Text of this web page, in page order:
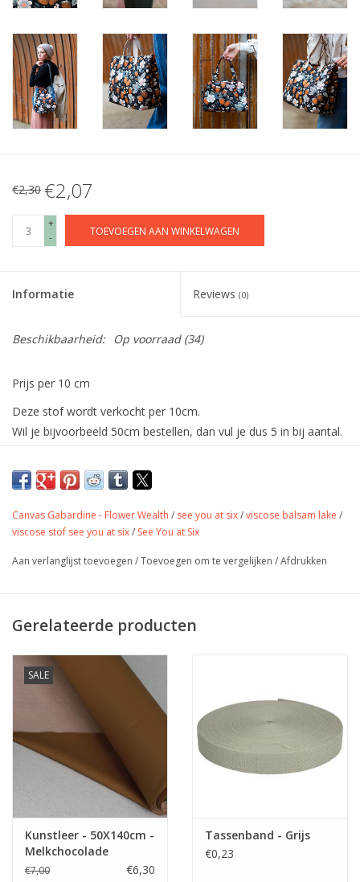
€2,30 €2,07
+
-
TOEVOEGEN AAN WINKELWAGEN
Informatie Reviews (0)
Beschikbaarheid: Op voorraad(34)
Prijs per 10 cm
Deze stof wordt verkocht per 10cm.
Wil je bijvoorbeeld 50cm bestellen, dan vul je dus 5 in bij aantal.
Canvas Gabardine - Strawberries
Gabardine is een kruisgeweven weefsel met diagonale lijnen.
waterbestendigheid.
niet in de droogkast
Kleurvast en minimale krimp.
Oeko-Tex 100 klasse 1 gecertifiëerd door onze producent
Tip: voor het vernaaien/verwerken, kan je je stof best altijd
Let op: De kleuren op je beeldscherm kunnen afwijken van de
werkelijkheid.
Naaigaren kleur zwart
Kleur
zwart
150 cm
Samenstelling
100% canvas gabardine
katoen
Gewicht
310g/m²
Canvas Gabardine - Flower Wealth / see you at six/viscose balsam lake /
viscose stof see you at six/ See You at Six
Aan verlanglijst toevoegen /Toevoegen om te vergelijken /Afdrukken
Gerelateerde producten
SALE
Kunstleer - 50X140cm -
Melkchocolade
€7,00 €6,30
Tassenband - Grijs
€0,23